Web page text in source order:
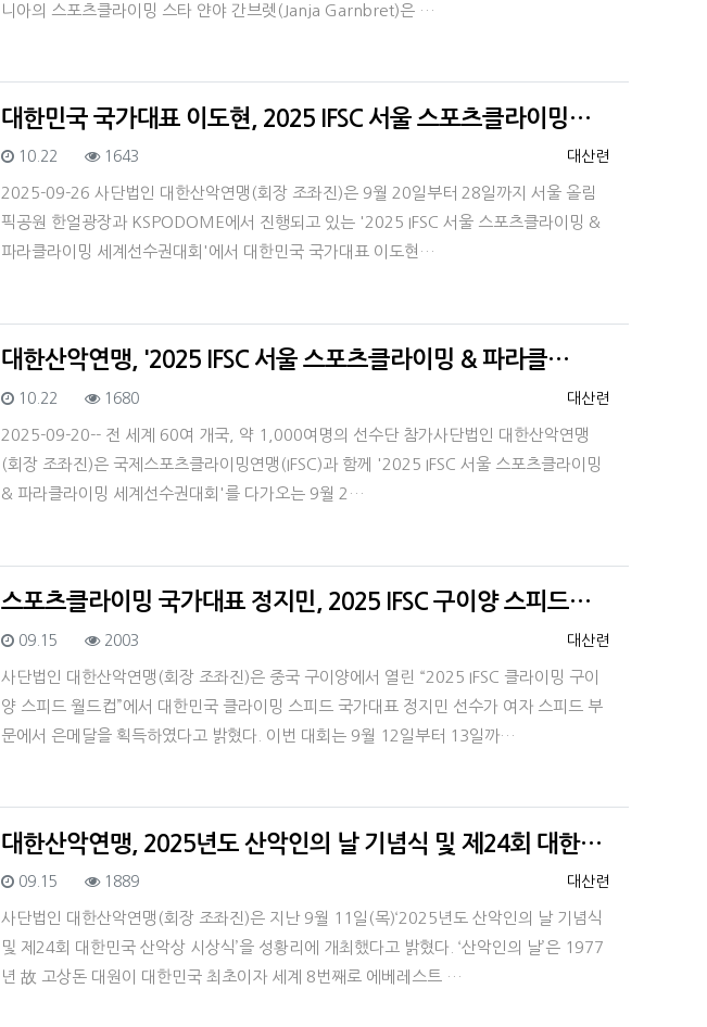
니아의 스포츠클라이밍 스타 얀야 간브렛(Janja Garnbret)은 …
대한민국 국가대표 이도현, 2025 IFSC 서울 스포츠클라이밍…
등록자
대산련
등록일
10.22 조회
1643
2025-09-26 사단법인 대한산악연맹(회장 조좌진)은 9월 20일부터 28일까지 서울 올림
픽공원 한얼광장과 KSPODOME에서 진행되고 있는 '2025 IFSC 서울 스포츠클라이밍 &
파라클라이밍 세계선수권대회'에서 대한민국 국가대표 이도현…
대한산악연맹, '2025 IFSC 서울 스포츠클라이밍 & 파라클…
등록자
대산련
등록일
10.22 조회
1680
2025-09-20-- 전 세계 60여 개국, 약 1,000여명의 선수단 참가사단법인 대한산악연맹
(회장 조좌진)은 국제스포츠클라이밍연맹(IFSC)과 함께 '2025 IFSC 서울 스포츠클라이밍
& 파라클라이밍 세계선수권대회'를 다가오는 9월 2…
스포츠클라이밍 국가대표 정지민, 2025 IFSC 구이양 스피드…
등록자
대산련
등록일
09.15 조회
2003
사단법인 대한산악연맹(회장 조좌진)은 중국 구이양에서 열린 “2025 IFSC 클라이밍 구이
양 스피드 월드컵”에서 대한민국 클라이밍 스피드 국가대표 정지민 선수가 여자 스피드 부
문에서 은메달을 획득하였다고 밝혔다. 이번 대회는 9월 12일부터 13일까…
대한산악연맹, 2025년도 산악인의 날 기념식 및 제24회 대한…
등록자
대산련
등록일
09.15 조회
1889
사단법인 대한산악연맹(회장 조좌진)은 지난 9월 11일(목)‘2025년도 산악인의 날 기념식
및 제24회 대한민국 산악상 시상식’을 성황리에 개최했다고 밝혔다. ‘산악인의 날’은 1977
년 故 고상돈 대원이 대한민국 최초이자 세계 8번째로 에베레스트 …